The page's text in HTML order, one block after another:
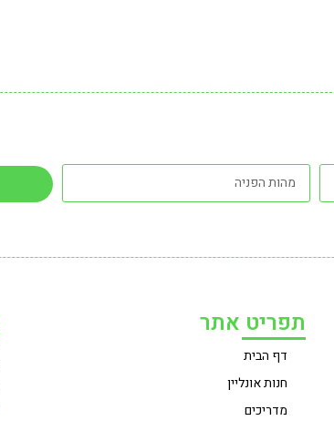
תפריט אתר
דף הבית
חנות אונליין
מדריכים